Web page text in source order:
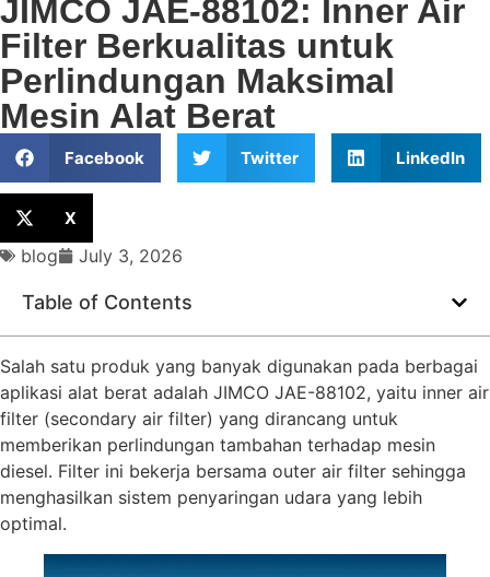
JIMCO JAE-88102: Inner Air
Filter Berkualitas untuk
Perlindungan Maksimal
Mesin Alat Berat
Facebook Twitter LinkedIn
X
blog July 3, 2026
Table of Contents
Salah satu produk yang banyak digunakan pada berbagai
aplikasi alat berat adalah JIMCO JAE-88102, yaitu inner air
filter (secondary air filter) yang dirancang untuk
memberikan perlindungan tambahan terhadap mesin
diesel. Filter ini bekerja bersama outer air filter sehingga
menghasilkan sistem penyaringan udara yang lebih
optimal.